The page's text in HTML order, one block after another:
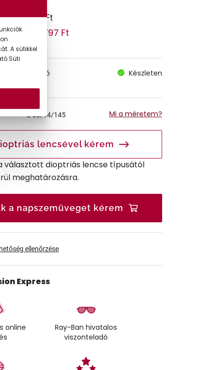
63.290 Ft
53.797 Ft
Készleten
L60/14/145 Mi a méretem?
lencsével kérem
választott dioptriás lencse típusától
meghatározásra.
a napszemüveget kérem
ellenőrzése
Express
online
Ray-Ban hivatalos
viszonteladó
A sütikkel
Süti